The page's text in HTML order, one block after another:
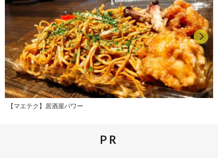
【マエテク】居酒屋パワー
PR